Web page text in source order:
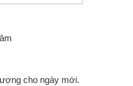
cho ngày mới.